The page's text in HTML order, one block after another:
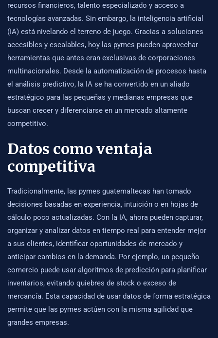
recursos financieros, talento especializado y acceso a
tecnologías avanzadas. Sin embargo, la inteligencia artificial
(IA) está nivelando el terreno de juego. Gracias a soluciones
accesibles y escalables, hoy las pymes pueden aprovechar
herramientas que antes eran exclusivas de corporaciones
multinacionales. Desde la automatización de procesos hasta
el análisis predictivo, la IA se ha convertido en un aliado
estratégico para las pequeñas y medianas empresas que
buscan crecer y diferenciarse en un mercado altamente
competitivo.
Datos como ventaja
competitiva
Tradicionalmente, las pymes guatemaltecas han tomado
decisiones basadas en experiencia, intuición o en hojas de
cálculo poco actualizadas. Con la IA, ahora pueden capturar,
organizar y analizar datos en tiempo real para entender mejor
a sus clientes, identificar oportunidades de mercado y
anticipar cambios en la demanda. Por ejemplo, un pequeño
comercio puede usar algoritmos de predicción para planificar
inventarios, evitando quiebres de stock o exceso de
mercancía. Esta capacidad de usar datos de forma estratégica
permite que las pymes actúen con la misma agilidad que
grandes empresas.